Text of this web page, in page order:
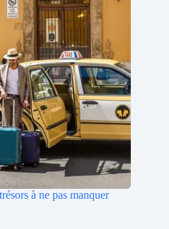
à ne pas manquer